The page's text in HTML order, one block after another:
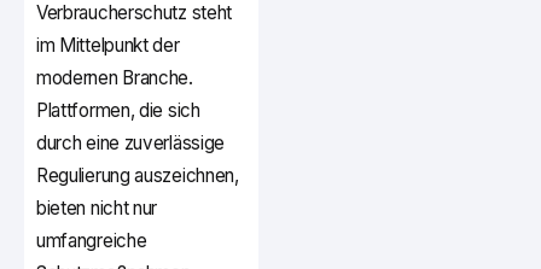
Verbraucherschutz steht
im Mittelpunkt der
modernen Branche.
Plattformen, die sich
durch eine zuverlässige
Regulierung auszeichnen,
bieten nicht nur
umfangreiche